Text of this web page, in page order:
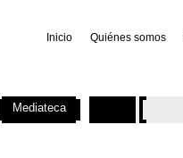
Inicio Quiénes somos
Mediateca